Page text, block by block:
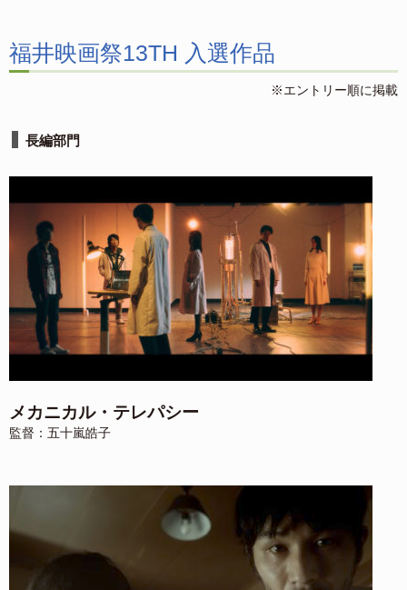
福井映画祭13TH 入選作品
※エントリー順に掲載
長編部門
メカニカル・テレパシー
監督：五十嵐皓子